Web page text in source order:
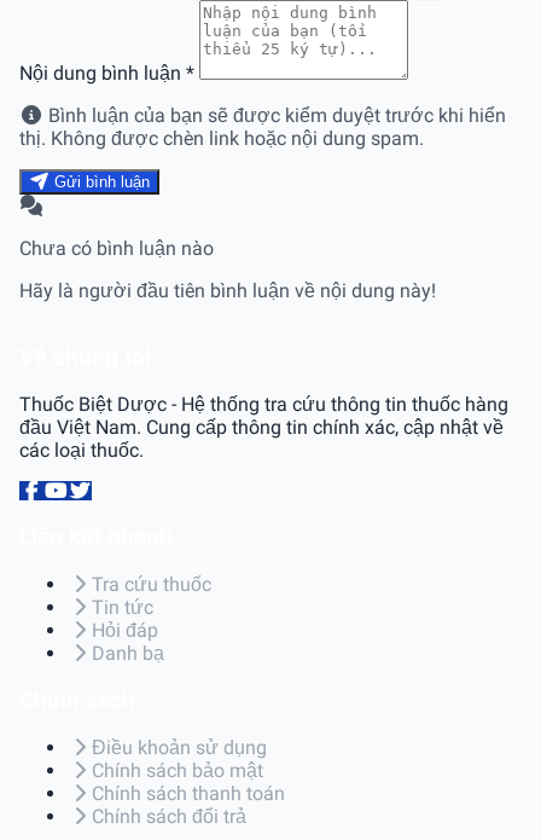
Nội dung bình luận *
Bình luận của bạn sẽ được kiểm duyệt trước khi hiển
thị. Không được chèn link hoặc nội dung spam.
Gửi bình luận
Chưa có bình luận nào
Hãy là người đầu tiên bình luận về nội dung này!
Thuốc Biệt Dược - Hệ thống tra cứu thông tin thuốc hàng
đầu Việt Nam. Cung cấp thông tin chính xác, cập nhật về
các loại thuốc.
Tra cứu thuốc
Tin tức
Hỏi đáp
Danh bạ
Điều khoản sử dụng
Chính sách bảo mật
Chính sách thanh toán
Chính sách đổi trả